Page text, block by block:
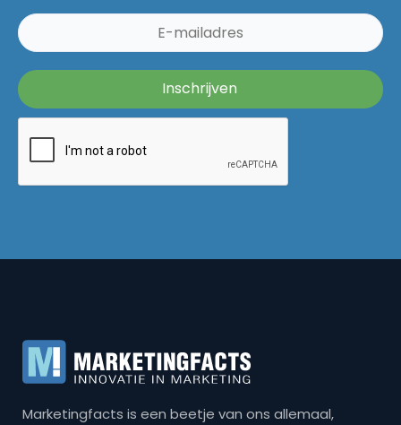
Marketingfacts is een beetje van ons allemaal,